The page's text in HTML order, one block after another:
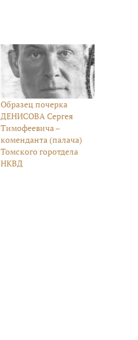
Образец почерка
ДЕНИСОВА Сергея
Тимофеевича –
коменданта (палача)
Томского горотдела
НКВД